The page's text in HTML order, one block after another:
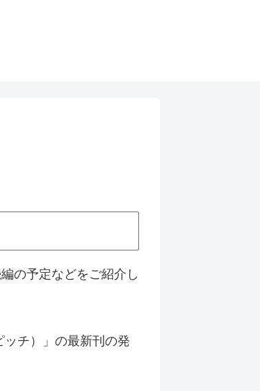
の予定などをご紹介し
チ）」の最新刊の発